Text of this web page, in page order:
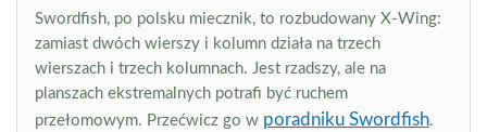
Swordfish, po polsku miecznik, to rozbudowany X-Wing:
zamiast dwóch wierszy i kolumn działa na trzech
wierszach i trzech kolumnach. Jest rzadszy, ale na
planszach ekstremalnych potrafi być ruchem
przełomowym. Przećwicz go w poradniku Swordfish.